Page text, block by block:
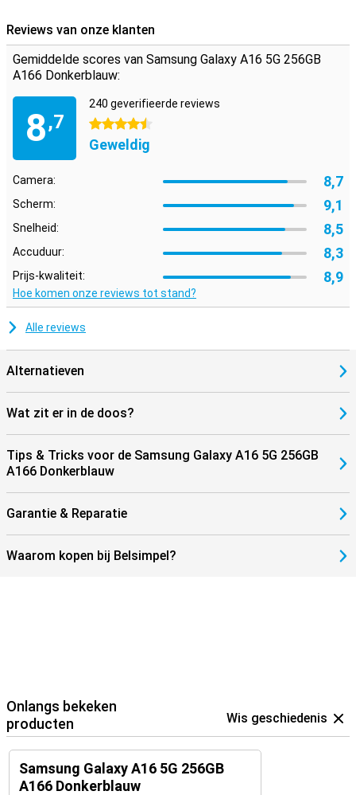
Reviews van onze klanten
Gemiddelde scores van Samsung Galaxy A16 5G 256GB
A166 Donkerblauw:
8,7
240 geverifieerde reviews
4.5 sterren
Geweldig
Camera: 8,7
Scherm: 9,1
Snelheid: 8,5
Accuduur: 8,3
Prijs-kwaliteit: 8,9
Hoe komen onze reviews tot stand?
Alle reviews
Alternatieven
Wat zit er in de doos?
Tips & Tricks voor de Samsung Galaxy A16 5G 256GB
A166 Donkerblauw
Garantie & Reparatie
Waarom kopen bij Belsimpel?
Onlangs bekeken
producten
Wis geschiedenis
Samsung Galaxy A16 5G 256GB
A166 Donkerblauw